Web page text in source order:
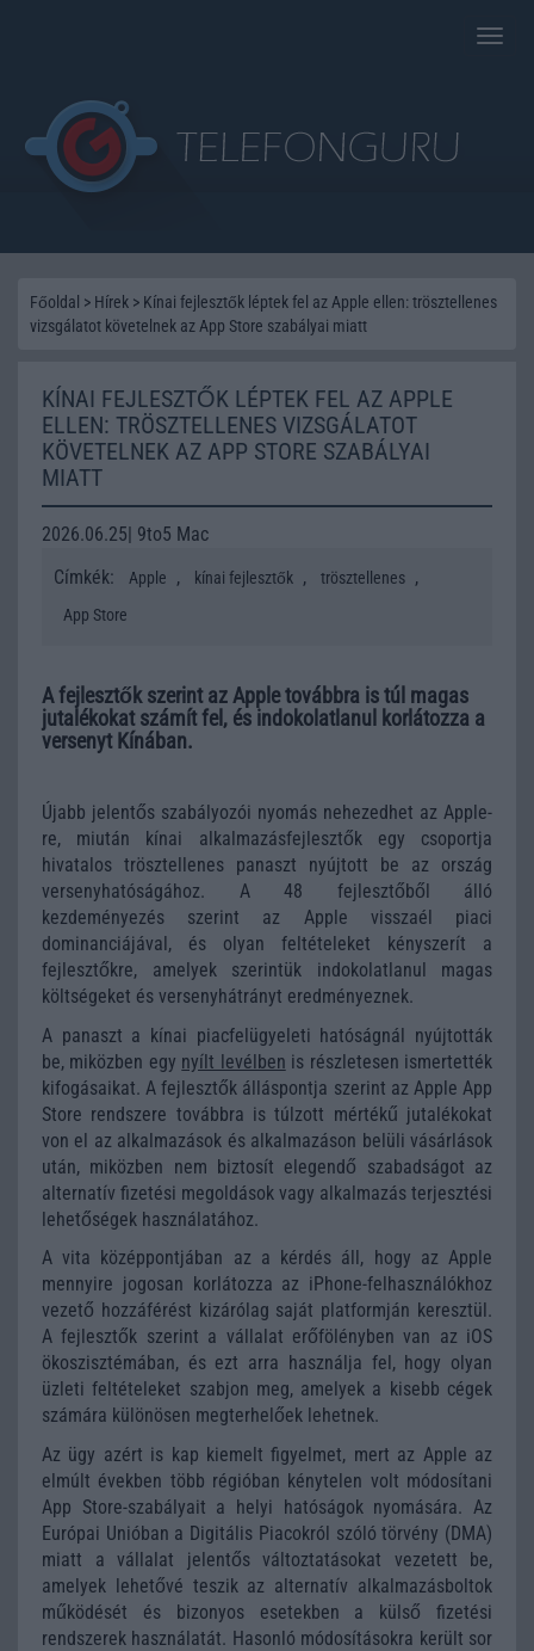
Toggle
Főoldal > Hírek > Kínai fejlesztők léptek fel az Apple ellen: trösztellenes
vizsgálatot követelnek az App Store szabályai miatt
KÍNAI FEJLESZTŐK LÉPTEK FEL AZ APPLE
ELLEN: TRÖSZTELLENES VIZSGÁLATOT
KÖVETELNEK AZ APP STORE SZABÁLYAI
MIATT
2026.06.25| 9to5 Mac
Címkék:
Apple , kínai fejlesztők , trösztellenes ,
App Store
A fejlesztők szerint az Apple továbbra is túl magas
jutalékokat számít fel, és indokolatlanul korlátozza a
versenyt Kínában.
Újabb jelentős szabályozói nyomás nehezedhet az Apple-
re, miután kínai alkalmazásfejlesztők egy csoportja
hivatalos trösztellenes panaszt nyújtott be az ország
versenyhatóságához. A 48 fejlesztőből álló
kezdeményezés szerint az Apple visszaél piaci
dominanciájával, és olyan feltételeket kényszerít a
fejlesztőkre, amelyek szerintük indokolatlanul magas
költségeket és versenyhátrányt eredményeznek.
A panaszt a kínai piacfelügyeleti hatóságnál nyújtották
be, miközben egy nyílt levélben is részletesen ismertették
kifogásaikat. A fejlesztők álláspontja szerint az Apple App
Store rendszere továbbra is túlzott mértékű jutalékokat
von el az alkalmazások és alkalmazáson belüli vásárlások
után, miközben nem biztosít elegendő szabadságot az
alternatív fizetési megoldások vagy alkalmazás terjesztési
lehetőségek használatához.
A vita középpontjában az a kérdés áll, hogy az Apple
mennyire jogosan korlátozza az iPhone-felhasználókhoz
vezető hozzáférést kizárólag saját platformján keresztül.
A fejlesztők szerint a vállalat erőfölényben van az iOS
ökoszisztémában, és ezt arra használja fel, hogy olyan
üzleti feltételeket szabjon meg, amelyek a kisebb cégek
számára különösen megterhelőek lehetnek.
Az ügy azért is kap kiemelt figyelmet, mert az Apple az
elmúlt években több régióban kénytelen volt módosítani
App Store-szabályait a helyi hatóságok nyomására. Az
Európai Unióban a Digitális Piacokról szóló törvény (DMA)
miatt a vállalat jelentős változtatásokat vezetett be,
amelyek lehetővé teszik az alternatív alkalmazásboltok
működését és bizonyos esetekben a külső fizetési
rendszerek használatát. Hasonló módosításokra került sor